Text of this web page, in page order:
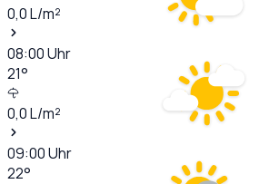
0,0L/m²
08:00Uhr
21°
0,0L/m²
09:00Uhr
22°